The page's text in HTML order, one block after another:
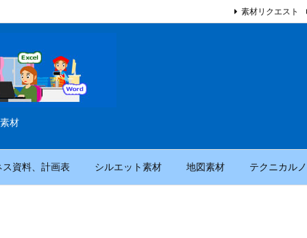
材
ス資料、計画表 シルエット素材 地図素材 テクニカル
素材リクエスト